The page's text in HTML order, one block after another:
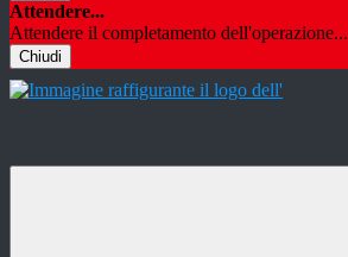
Attendere...
Attendere il completamento dell'operazione...
Chiudi